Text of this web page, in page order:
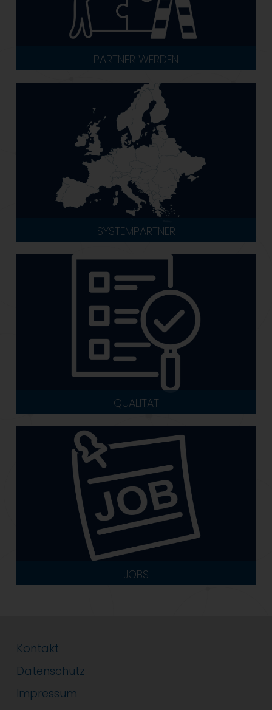
PARTNER WERDEN
SYSTEMPARTNER
QUALITÄT
JOBS
Kontakt
Datenschutz
Impressum